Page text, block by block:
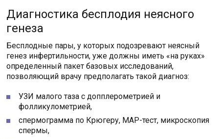
Диагностика бесплодия неясного
генеза
Бесплодные пары, у которых подозревают неясный
генез инфертильности, уже должны иметь «на руках»
определенный пакет базовых исследований,
позволяющий врачу предполагать такой диагноз:
УЗИ малого таза с допплерометрией и
фолликулометрией,
спермограмма по Крюгеру, МАР-тест, микроскопия
спермы,